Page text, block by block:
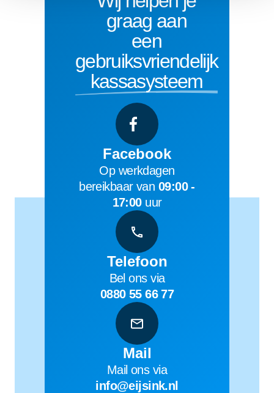
graag aan
een
gebruiksvriendelijk
kassasysteem
Facebook
Op werkdagen
bereikbaar van 09:00 -
17:00 uur
Telefoon
Bel ons via
0880 55 66 77
Mail
Mail ons via
info@eijsink.nl